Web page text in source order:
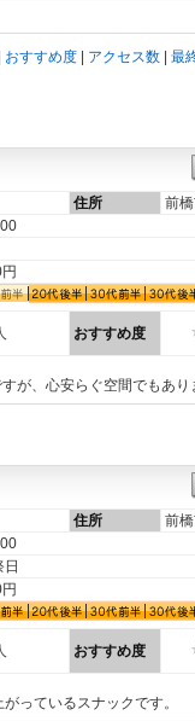
最
アクセス数
おすすめ度
住所
前
おすすめ度
が、心安らぐ空間でもあり
住所
前
おすすめ度
っているスナックです。